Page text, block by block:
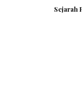
Sejarah